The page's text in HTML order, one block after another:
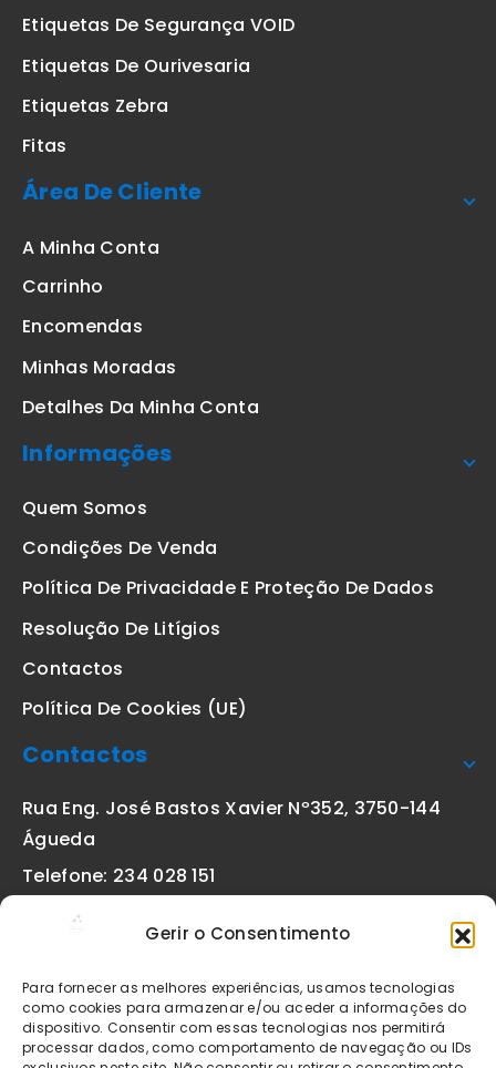
Gerir o Consentimento
Para fornecer as melhores experiências, usamos tecnologias
como cookies para armazenar e/ou aceder a informações do
dispositivo. Consentir com essas tecnologias nos permitirá
processar dados, como comportamento de navegação ou IDs
Etiquetas De Segurança VOID
Etiquetas De Ourivesaria
Etiquetas Zebra
Fitas
Área De Cliente
A Minha Conta
Carrinho
Encomendas
Minhas Moradas
Detalhes Da Minha Conta
Informações
Quem Somos
Condições De Venda
Política De Privacidade E Proteção De Dados
Resolução De Litígios
Contactos
Política De Cookies (UE)
Contactos
Rua Eng. José Bastos Xavier Nº352, 3750-144
Águeda
Telefone: 234 028 151
geral@etiquetas-online.pt
Os preços indicados incluem IVA à taxa legal em vigor. Todos